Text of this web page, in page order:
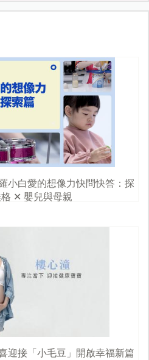
小白愛的想像力快問快答：探
✕ 嬰兒與母親
迎接「小毛豆」開啟幸福新篇